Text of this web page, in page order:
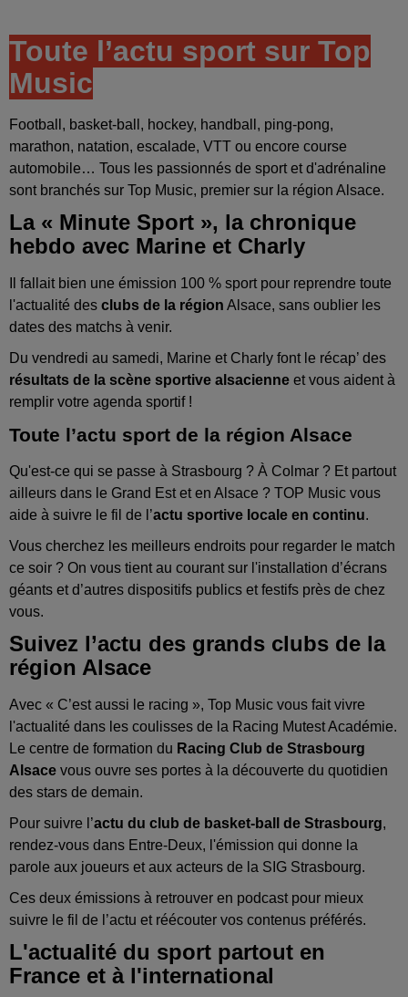
Toute l’actu sport sur Top
Music
Football, basket-ball, hockey, handball, ping-pong,
marathon, natation, escalade, VTT ou encore course
automobile… Tous les passionnés de sport et d'adrénaline
sont branchés sur Top Music, premier sur la région Alsace.
La « Minute Sport », la chronique
hebdo avec Marine et Charly
Il fallait bien une émission 100 % sport pour reprendre toute
l'actualité des clubs de la région Alsace, sans oublier les
dates des matchs à venir.
Du vendredi au samedi, Marine et Charly font le récap’ des
résultats de la scène sportive alsacienne et vous aident à
remplir votre agenda sportif !
Toute l’actu sport de la région Alsace
Qu'est-ce qui se passe à Strasbourg ? À Colmar ? Et partout
ailleurs dans le Grand Est et en Alsace ? TOP Music vous
aide à suivre le fil de l’actu sportive locale en continu.
Vous cherchez les meilleurs endroits pour regarder le match
ce soir ? On vous tient au courant sur l'installation d’écrans
géants et d’autres dispositifs publics et festifs près de chez
vous.
Suivez l’actu des grands clubs de la
région Alsace
Avec « C’est aussi le racing », Top Music vous fait vivre
l'actualité dans les coulisses de la Racing Mutest Académie.
Le centre de formation du Racing Club de Strasbourg
Alsace vous ouvre ses portes à la découverte du quotidien
des stars de demain.
Pour suivre l’actu du club de basket-ball de Strasbourg,
rendez-vous dans Entre-Deux, l'émission qui donne la
parole aux joueurs et aux acteurs de la SIG Strasbourg.
Ces deux émissions à retrouver en podcast pour mieux
suivre le fil de l’actu et réécouter vos contenus préférés.
L'actualité du sport partout en
France et à l'international